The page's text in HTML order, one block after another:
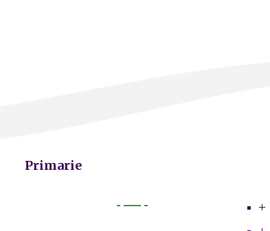
Primarie